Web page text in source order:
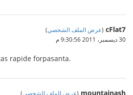
cFlat7
(عرض الملف الشخصي)
30 ديسمبر، 2011 9:30:56 م
rapide forpasanta.
mountainash
(عرض الملف الشخصي)